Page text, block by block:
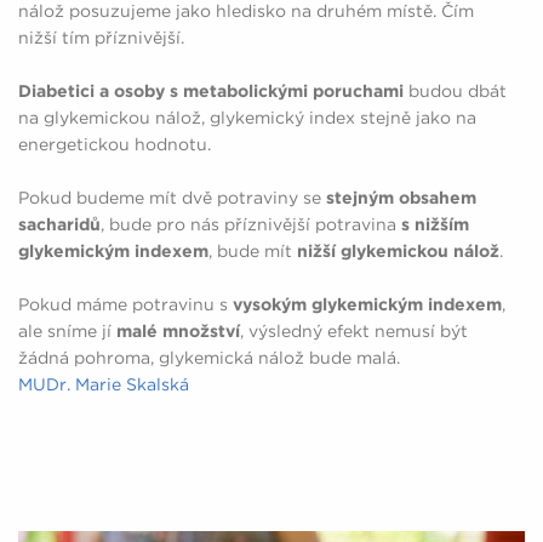
nálož posuzujeme jako hledisko na druhém místě. Čím
nižší tím příznivější.
Diabetici a osoby s metabolickými poruchami budou dbát
na glykemickou nálož, glykemický index stejně jako na
energetickou hodnotu.
Pokud budeme mít dvě potraviny se stejným obsahem
sacharidů, bude pro nás příznivější potravina s nižším
glykemickým indexem, bude mít nižší glykemickou nálož.
Pokud máme potravinu s vysokým glykemickým indexem,
ale sníme jí malé množství, výsledný efekt nemusí být
žádná pohroma, glykemická nálož bude malá.
MUDr. Marie Skalská